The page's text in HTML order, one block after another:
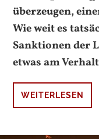
überzeugen,
Wie weit es
Sanktionen der
etwas am
WEITERLESEN